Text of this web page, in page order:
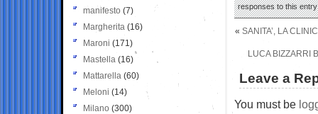
responses to this
« SANITA’, LA
LUCA BIZZARRI
Leave a
You must be
manifesto (7)
Margherita (16)
Maroni (171)
Mastella (16)
Mattarella (60)
Meloni (14)
Milano (300)